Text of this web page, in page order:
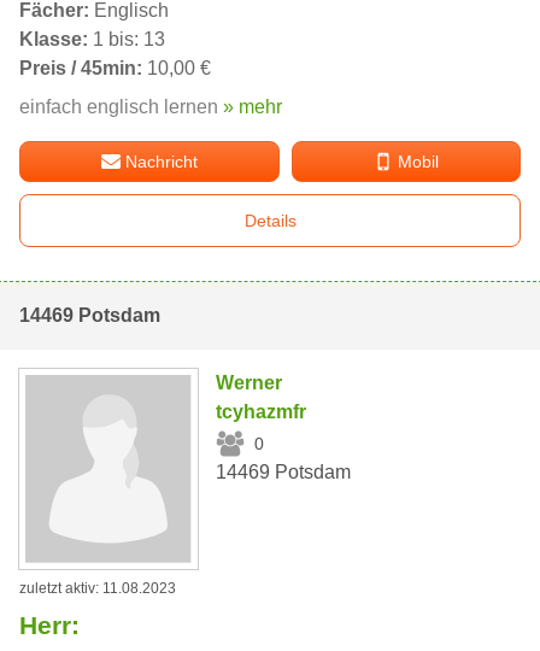
Fächer: Englisch
Klasse: 1 bis: 13
Preis / 45min: 10,00 €
einfach englisch lernen » mehr
Nachricht Mobil
Details
14469 Potsdam
Werner
tcyhazmfr
0
14469 Potsdam
zuletzt aktiv: 11.08.2023
Herr: